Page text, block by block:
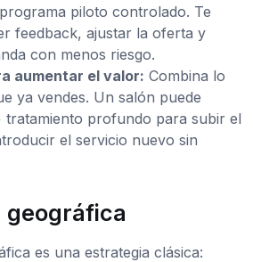
piloto controlado. Te
feedback, ajustar la oferta y
con menos riesgo.
aumentar el valor: Combina lo
ya vendes. Un salón puede
profundo para subir el
el servicio nuevo sin
geográfica
es una estrategia clásica: